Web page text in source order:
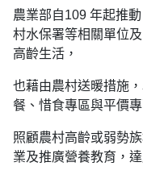
農業部自109 年起推
村水保署等相關單位
高齡生活，
也藉由農村送暖措施
餐、惜食專區與平價專
照顧農村高齡或弱勢
業及推廣營養教育，